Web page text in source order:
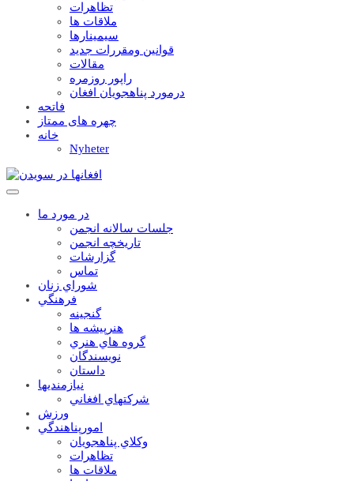
تظاهرات
ملاقات ها
سيمينارها
قوانين ومقررات جديد
مقالات
راپور روزمره
درمورد پناهجويان افغان
فاتحه
چهره های ممتاز
خانه
Nyheter
در مورد ما
جلسات سالانه انجمن
تاریخچه انجمن
گزارشات
تماس
شوراي زنان
فرهنگي
گنجينه
هنرپيشه ها
گروه هاي هنري
نويسندگان
داستان
نيازمنديها
شرکتهاي افغاني
ورزش
امورپناهندگي
وکلاي پناهجويان
تظاهرات
ملاقات ها